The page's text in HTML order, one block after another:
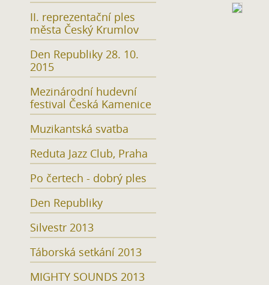
II. reprezentační ples
města Český Krumlov
Den Republiky 28. 10.
2015
Mezinárodní hudevní
festival Česká Kamenice
Muzikantská svatba
Reduta Jazz Club, Praha
Po čertech - dobrý ples
Den Republiky
Silvestr 2013
Táborská setkání 2013
MIGHTY SOUNDS 2013